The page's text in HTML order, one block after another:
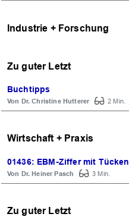
Industrie + Forschung
Zu guter Letzt
Buchtipps
Dr. Christine Hutterer 2 Min.
Wirtschaft + Praxis
01436: EBM-Ziffer mit Tücken
Dr. Heiner Pasch 3 Min.
Zu guter Letzt